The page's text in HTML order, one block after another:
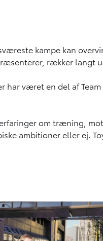
kampe kan
rækker langt
været en del af
om træning,
ambitioner eller ej.